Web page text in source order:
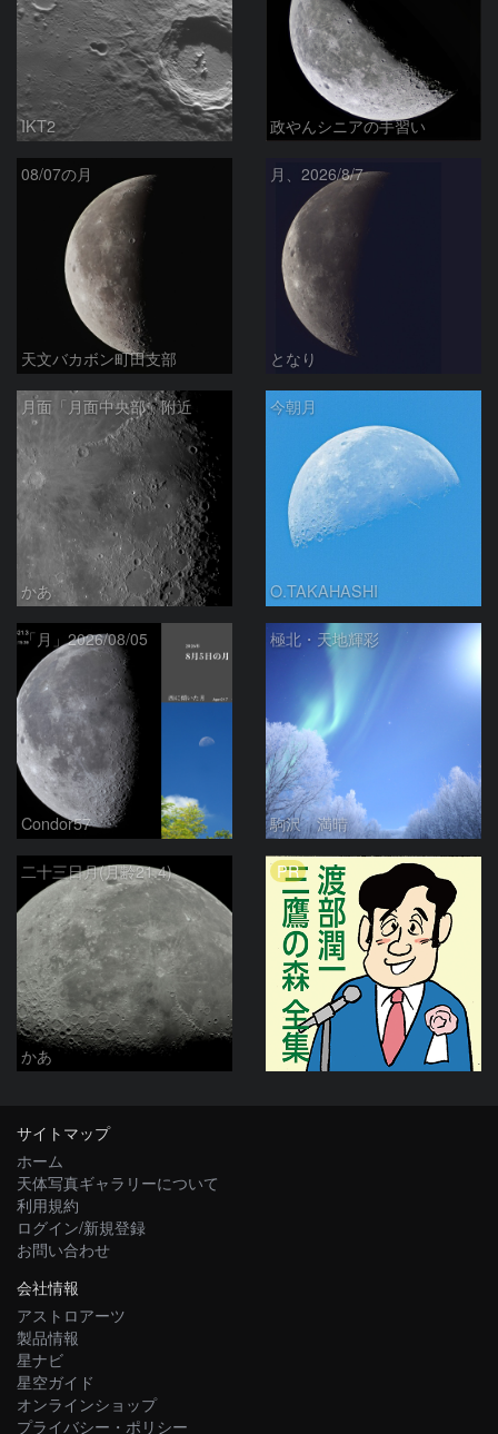
IKT2 政やんシニアの手習い
08/07の月
天文バカボン町田支部
月、2026/8/7
となり
月面「月面中央部」附近
かあ
今朝月
O.TAKAHASHI
「月」2026/08/05
Condor57
極北・天地輝彩
駒沢 満晴
二十三日月(月齢21.4)
かあ
PR
サイトマップ
ホーム
天体写真ギャラリーについて
利用規約
ログイン/新規登録
お問い合わせ
会社情報
アストロアーツ
製品情報
星ナビ
星空ガイド
オンラインショップ
プライバシー・ポリシー